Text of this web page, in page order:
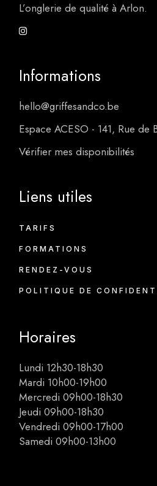
L’onglerie de qualité à Arlon.
Informations
hello@griffesandco.be
Espace ACESO - 141, Rue de
Vérifier mes disponibilités
Liens utiles
TARIFS
FORMATIONS
RENDEZ-VOUS
POLITIQUE DE
Horaires
Lundi 12h30-18h30
Mardi 10h00-19h00
Mercredi 09h00-18h30
Jeudi 09h00-18h30
Vendredi 09h00-17h00
Samedi 09h00-13h00